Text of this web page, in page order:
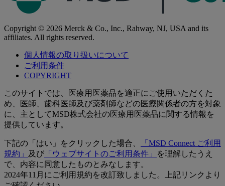
Copyright © 2026 Merck & Co., Inc., Rahway, NJ, USA and its
affiliates. All rights reserved.
個人情報の取り扱いについて
ご利用条件
COPYRIGHT
このサイトでは、医療用医薬品を適正にご使用いただくた
め、医師、歯科医師及び薬剤師などの医療関係者の方を対象
に、主としてMSD株式会社の医療用医薬品に関する情報を
提供しています。
下記の「はい」をクリックした場合、
「MSD Connect ご利用
規約」
及び 「ウェブサイトのご利用条件」
を理解したうえ
で、内容に同意したものとみなします。
2024年11月にご利用規約を改訂致しました。上記リンクより